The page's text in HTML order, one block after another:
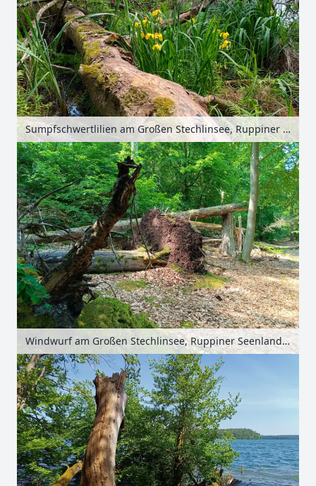
Sumpfschwertlilien am Großen Stechlinsee, Ruppiner Seenland, Brandenburg, Deutschland
Windwurf am Großen Stechlinsee, Ruppiner Seenland, Brandenburg, Deutschland